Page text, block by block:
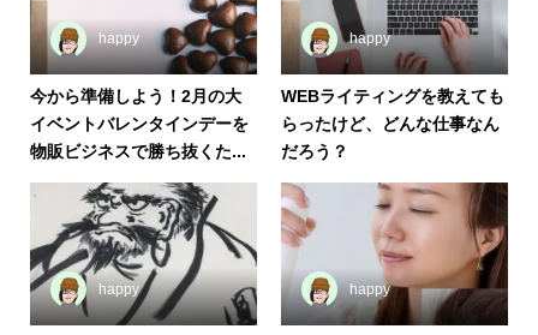
happy
今から準備しよう！2月の大
イベントバレンタインデーを
物販ビジネスで勝ち抜くた...
happy
WEBライティングを教えても
らったけど、どんな仕事なん
だろう？
happy happy